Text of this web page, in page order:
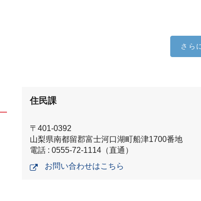
さら
住民課
〒401-0392
山梨県南都留郡富士河口湖町船津1700番地
電話 : 0555-72-1114（直通）
お問い合わせはこちら